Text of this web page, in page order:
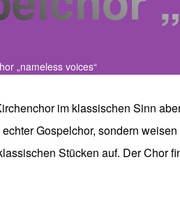
„nameless voices“
im klassischen Sinn
Gospelchor, sondern
Stücken auf. Der Chor